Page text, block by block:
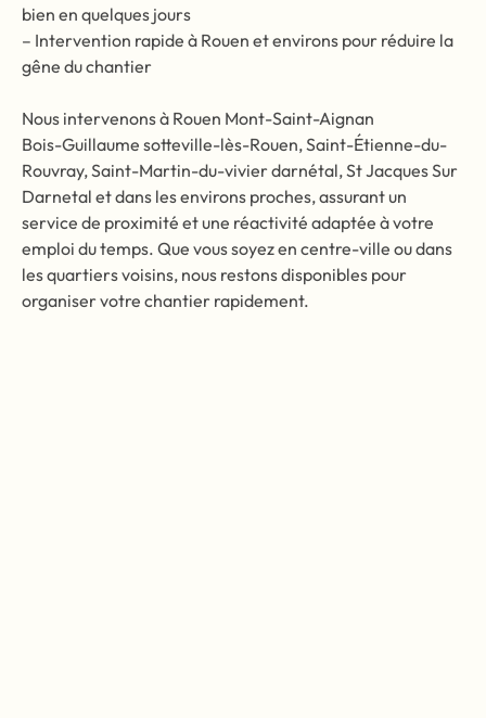
bien en quelques jours
– Intervention rapide à Rouen et environs pour réduire la
gêne du chantier
Nous intervenons à Rouen Mont-Saint-Aignan
Bois-Guillaume sotteville-lès-Rouen, Saint-Étienne-du-
Rouvray, Saint-Martin-du-vivier darnétal, St Jacques Sur
Darnetal et dans les environs proches, assurant un
service de proximité et une réactivité adaptée à votre
emploi du temps. Que vous soyez en centre-ville ou dans
les quartiers voisins, nous restons disponibles pour
organiser votre chantier rapidement.